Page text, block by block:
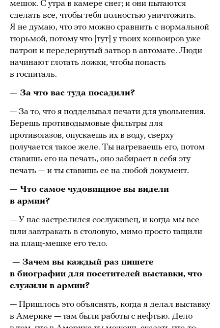
мешок. С утра в камере снег; и они пытаются
сделать все, чтобы тебя полностью уничтожить.
Я не думаю, что это можно сравнить с нормальной
тюрьмой, потому что [тут] у твоих конвоиров уже
патрон и передернутый затвор в автомате. Люди
начинают глотать ложки, чтобы попасть
в госпиталь.
— За что вас туда посадили?
— За то, что я подделывал печати для увольнения.
Берешь противодымовые фильтры для
противогазов, опускаешь их в воду, сверху
получается такое желе. Ты нагреваешь его, потом
ставишь его на печать, оно забирает в себя эту
печать — и ты ставишь ее на любой документ.
— Что самое чудовищное вы видели
в армии?
— У нас застрелился сослуживец, и когда мы все
шли завтракать в столовую, мимо просто тащили
на плащ-мешке его тело.
— Зачем вы каждый раз пишете
в биографии для посетителей выставки, что
служили в армии?
— Пришлось это объяснять, когда я делал выставку
в Америке — там были работы с нефтью. Дело